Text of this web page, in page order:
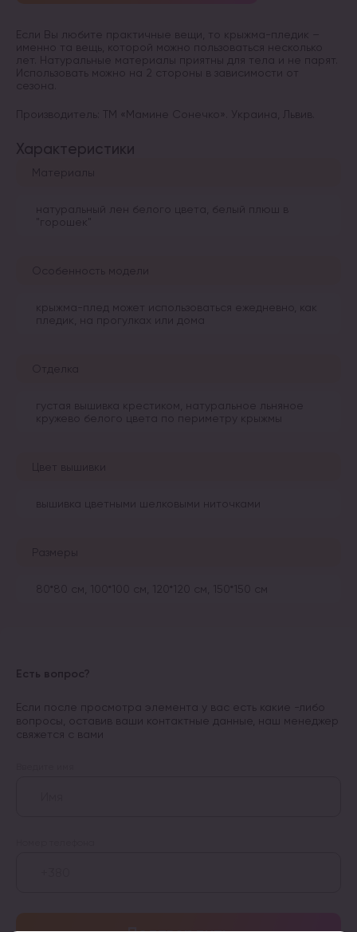
Если Вы любите практичные вещи, то крыжма-пледик –
именно та вещь, которой можно пользоваться несколько
лет. Натуральные материалы приятны для тела и не парят.
Использовать можно на 2 стороны в зависимости от
сезона.
Производитель: ТМ «Мамине Сонечко». Украина, Львив.
Характеристики
Материалы
натуральный лен белого цвета, белый плюш в
Особенность модели
крыжма-плед может использоваться ежедневно, как
пледик, на прогулках или дома
Отделка
густая вышивка крестиком, натуральное льняное
кружево белого цвета по периметру крыжмы
Цвет вышивки
вышивка цветными шелковыми ниточками
Размеры
80*80 см, 100*100 см, 120*120 см, 150*150 см
Есть вопрос?
Если после просмотра элемента у вас есть какие -либо
вопросы, оставив ваши контактные данные, наш менеджер
свяжется с вами